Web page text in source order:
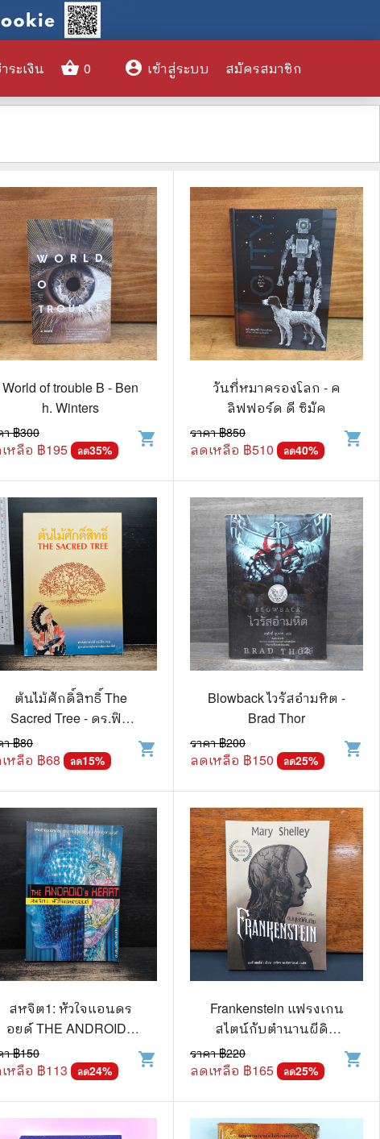
World of trouble B - Ben
h. Winters
า ฿300
หลือ ฿195 ลด35%
shopping_cart
วันที่หมาครองโลก - ค
ลิฟฟอร์ด ดี ซิมัค
ราคา ฿850
ลดเหลือ ฿510 ลด40%
shopping_cart
ต้นไม้ศักดิ์สิทธิ์ The
Sacred Tree - ดร.ฟิล
า ฿80
หลือ ฿68 ลด15%
shopping_cart
Blowback ไวรัสอำมหิต -
Brad Thor
ราคา ฿200
ลดเหลือ ฿150 ลด25%
shopping_cart
สหจิต1: หัวใจแอนดร
อยด์ THE ANDROID's
HEART - สมภพ นิล
กำแหง
า ฿150
หลือ ฿113 ลด24%
shopping_cart
Frankenstein แฟรงเกน
สไตน์กับตำนานผีดิบ
คืนชีพ - Mary Shelley,
อาริตา พงศ์ธรานนท์
ราคา ฿220
ลดเหลือ ฿165 ลด25%
shopping_cart
ระเงิน shopping_basket 0 account_circle เข้าสู่ระบบ สมัครสมาชิก
🌎 International Books
🎨 Art and Design
🤹‍♀️ Humor & Entertainment
🏝️ Survival & Emergency
Preparedness
🦸‍♂️ Comics & Graphic Novels
🏺 Historical & Political
🌠 Astrology
⛪ Religion
🧏‍♀️ Languages
🏋️‍♂️ Health and Well-Being
🤳 Social Science
😊 Self-Enrichment
👔 Business and Economics
🖥️ Computers & Technology
🧑‍🏫 Education & Teaching
🎶 Music & Movie
👪 Family and Relationships
🐕‍🦺 Animals
🏛️ Politics & Government
⚙️ Engineering & Transportation
⚖️ Law
👤 Biography
🍸 Food and Drink
🖋️ Literature and Fiction
🧳 Travel Literature